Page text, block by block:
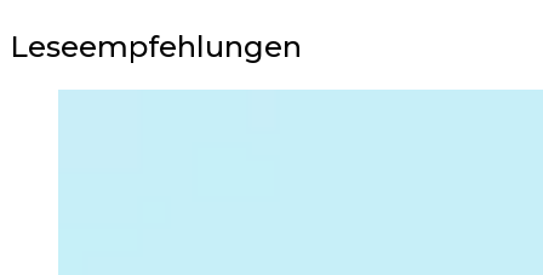
Leseempfehlungen